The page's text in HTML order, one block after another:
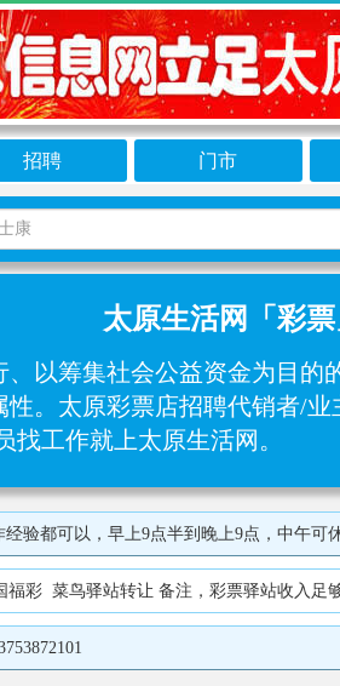
招聘 门市
太原生活网「彩
以筹集社会公益资金为目
。太原彩票店招聘代销者/
工作就上太原生活网。
验都可以，早上9点半到晚上9点，中午可
彩 菜鸟驿站转让 备注，彩票驿站收入足